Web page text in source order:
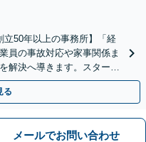
立50年以上の事務所】「経
員の事故対応や家事関係ま
解決へ導きます。スタート
・夜間相談可】
る
メールでお問い合わせ